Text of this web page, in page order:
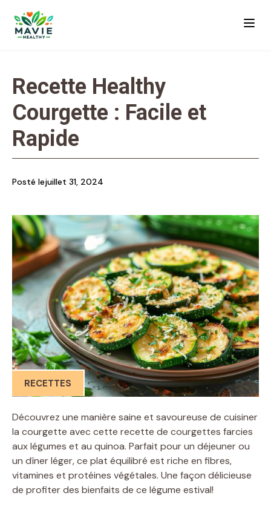
Recette Healthy
Courgette : Facile et
Rapide
Posté lejuillet 31, 2024
RECETTES
Découvrez une manière saine et savoureuse de cuisiner
la courgette avec cette recette de courgettes farcies
aux légumes et au quinoa. Parfait pour un déjeuner ou
un dîner léger, ce plat équilibré est riche en fibres,
vitamines et protéines végétales. Une façon délicieuse
de profiter des bienfaits de ce légume estival!